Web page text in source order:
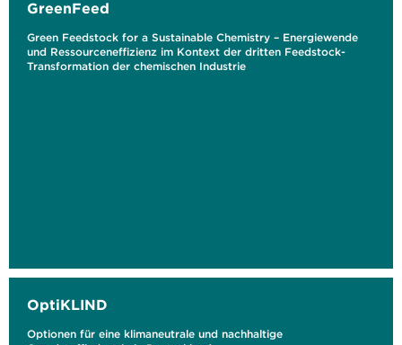
GreenFeed
Green Feedstock for a Sustainable Chemistry – Energiewende
und Ressourceneffizienz im Kontext der dritten Feedstock-
Transformation der chemischen Industrie
OptiKLIND
Optionen für eine klimaneutrale und nachhaltige